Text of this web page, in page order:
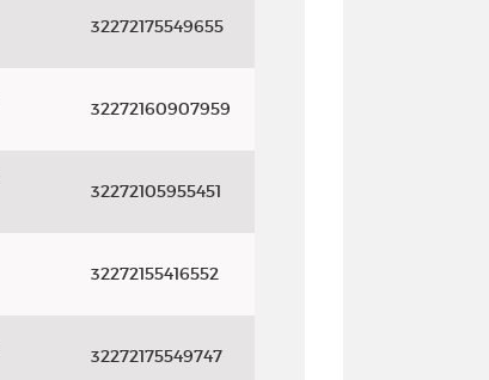
32272175549655
32272160907959
32272105955451
32272155416552
32272175549747